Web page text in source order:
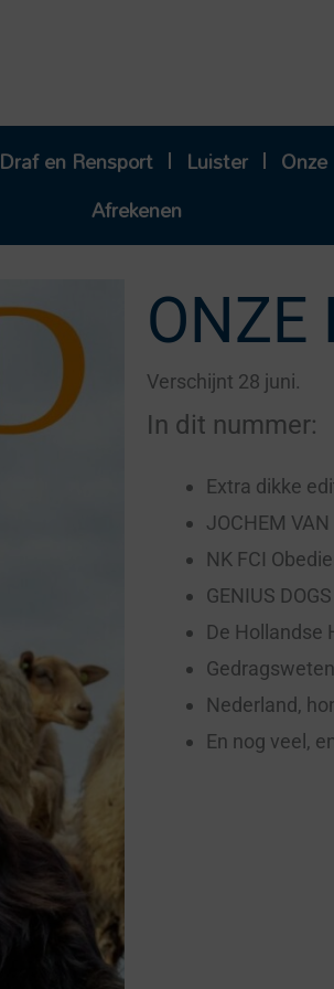
Draf en Rensport Luister
Afrekenen
ONZE
Verschijnt 28 juni.
In dit nummer:
Extra dikke
JOCHEM
NK FCI
GENIUS
De Hollandse
Nederland,
En nog veel,